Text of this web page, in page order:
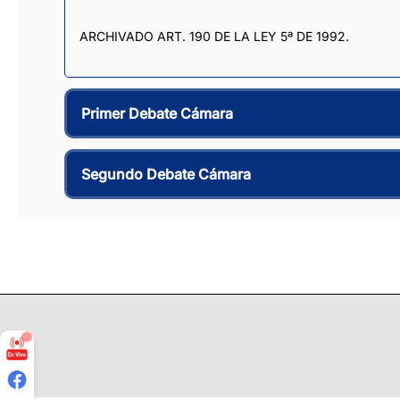
ARCHIVADO ART. 190 DE LA LEY 5ª DE 1992.
Primer Debate Cámara
Segundo Debate Cámara